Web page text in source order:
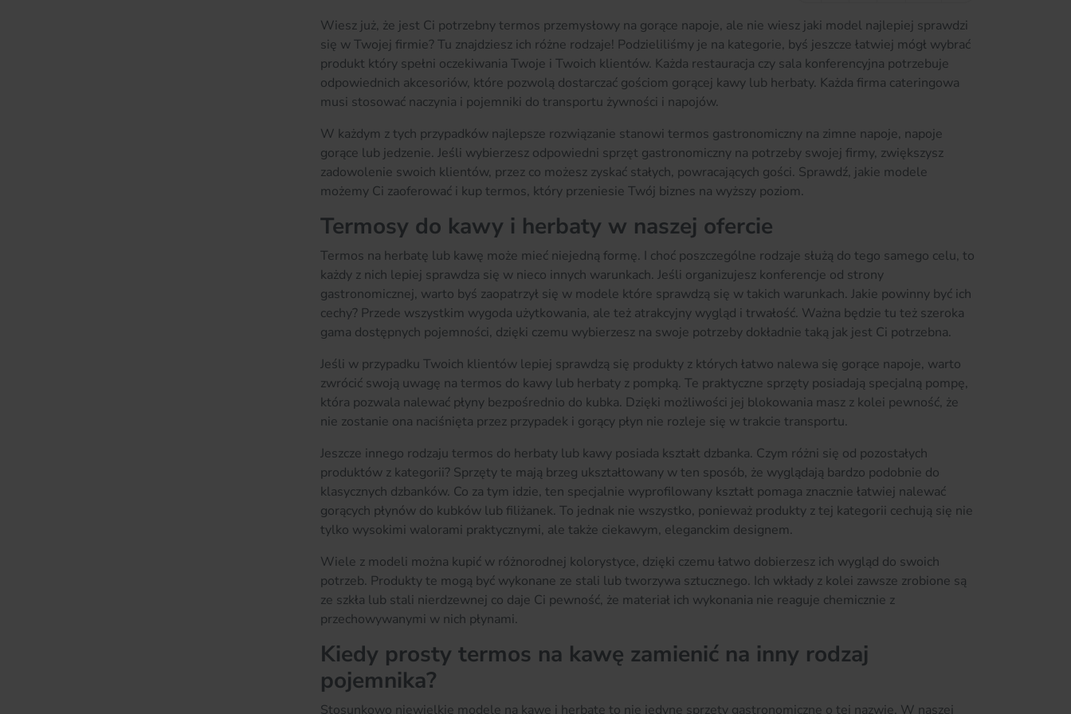
Wiesz już, że jest Ci potrzebny termos przemysłowy na gorące napoje, ale nie wiesz jaki model najlepiej sprawdzi
się w Twojej firmie? Tu znajdziesz ich różne rodzaje! Podzieliliśmy je na kategorie, byś jeszcze łatwiej mógł wybrać
produkt który spełni oczekiwania Twoje i Twoich klientów. Każda restauracja czy sala konferencyjna potrzebuje
odpowiednich akcesoriów, które pozwolą dostarczać gościom gorącej kawy lub herbaty. Każda firma cateringowa
musi stosować naczynia i pojemniki do transportu żywności i napojów.
W każdym z tych przypadków najlepsze rozwiązanie stanowi termos gastronomiczny na zimne napoje, napoje
gorące lub jedzenie. Jeśli wybierzesz odpowiedni sprzęt gastronomiczny na potrzeby swojej firmy, zwiększysz
zadowolenie swoich klientów, przez co możesz zyskać stałych, powracających gości. Sprawdź, jakie modele
możemy Ci zaoferować i kup termos, który przeniesie Twój biznes na wyższy poziom.
Termosy do kawy i herbaty w naszej ofercie
Termos na herbatę lub kawę może mieć niejedną formę. I choć poszczególne rodzaje służą do tego samego celu, to
każdy z nich lepiej sprawdza się w nieco innych warunkach. Jeśli organizujesz konferencje od strony
gastronomicznej, warto byś zaopatrzył się w modele które sprawdzą się w takich warunkach. Jakie powinny być ich
cechy? Przede wszystkim wygoda użytkowania, ale też atrakcyjny wygląd i trwałość. Ważna będzie tu też szeroka
gama dostępnych pojemności, dzięki czemu wybierzesz na swoje potrzeby dokładnie taką jak jest Ci potrzebna.
Jeśli w przypadku Twoich klientów lepiej sprawdzą się produkty z których łatwo nalewa się gorące napoje, warto
zwrócić swoją uwagę na termos do kawy lub herbaty z pompką. Te praktyczne sprzęty posiadają specjalną pompę,
która pozwala nalewać płyny bezpośrednio do kubka. Dzięki możliwości jej blokowania masz z kolei pewność, że
nie zostanie ona naciśnięta przez przypadek i gorący płyn nie rozleje się w trakcie transportu.
Jeszcze innego rodzaju termos do herbaty lub kawy posiada kształt dzbanka. Czym różni się od pozostałych
produktów z kategorii? Sprzęty te mają brzeg ukształtowany w ten sposób, że wyglądają bardzo podobnie do
klasycznych dzbanków. Co za tym idzie, ten specjalnie wyprofilowany kształt pomaga znacznie łatwiej nalewać
gorących płynów do kubków lub filiżanek. To jednak nie wszystko, ponieważ produkty z tej kategorii cechują się nie
tylko wysokimi walorami praktycznymi, ale także ciekawym, eleganckim designem.
Wiele z modeli można kupić w różnorodnej kolorystyce, dzięki czemu łatwo dobierzesz ich wygląd do swoich
potrzeb. Produkty te mogą być wykonane ze stali lub tworzywa sztucznego. Ich wkłady z kolei zawsze zrobione są
ze szkła lub stali nierdzewnej co daje Ci pewność, że materiał ich wykonania nie reaguje chemicznie z
przechowywanymi w nich płynami.
Kiedy prosty termos na kawę zamienić na inny rodzaj
pojemnika?
Stosunkowo niewielkie modele na kawę i herbatę to nie jedyne sprzęty gastronomiczne o tej nazwie. W naszej